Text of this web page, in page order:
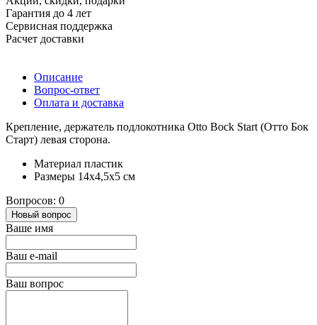
Гарантия до 4 лет
Сервисная поддержка
Расчет доставки
Описание
Вопрос-ответ
Оплата и доставка
Крепление, держатель подлокотника Otto Bock Start (Отто Бок
Старт) левая сторона.
Материал пластик
Размеры 14х4,5х5 см
Вопросов: 0
Новый вопрос
Ваше имя
Ваш e-mail
Ваш вопрос